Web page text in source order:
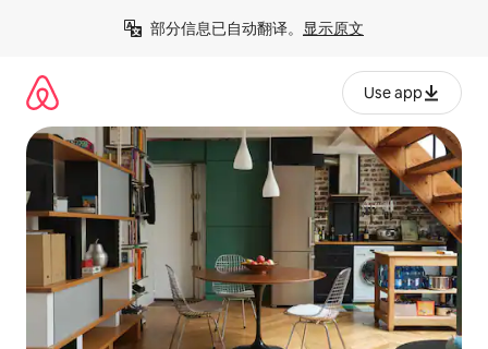
部分信息已自动翻译。 显示原文
Use app